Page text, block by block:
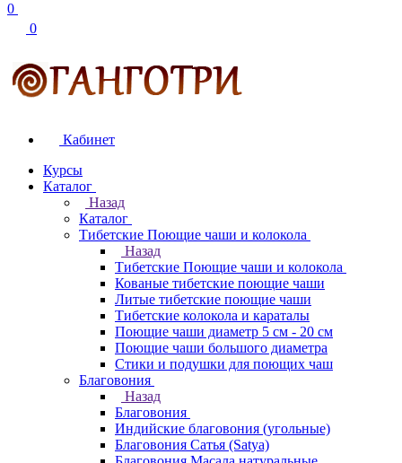
0
0
Кабинет
Курсы
Каталог
Назад
Каталог
Тибетские Поющие чаши и колокола
Назад
Тибетские Поющие чаши и колокола
Кованые тибетские поющие чаши
Литые тибетские поющие чаши
Тибетские колокола и караталы
Поющие чаши диаметр 5 см - 20 см
Поющие чаши большого диаметра
Стики и подушки для поющих чаш
Благовония
Назад
Благовония
Индийские благовония (угольные)
Благовония Сатья (Satya)